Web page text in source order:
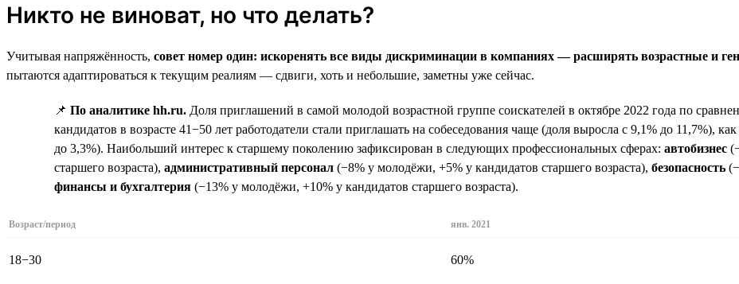
Никто не виноват, но что делать?
Учитывая напряжённость, совет номер один: искоренять все виды дискриминации в компаниях — расширять возрастные и
пытаются адаптироваться к текущим реалиям — сдвиги, хоть и небольшие, заметны уже сейчас.
📌 По аналитике hh.ru. Доля приглашений в самой молодой возрастной группе соискателей в октябре 2022 года по
кандидатов в возрасте 41−50 лет работодатели стали приглашать на собеседования чаще (доля выросла с 9,1% до 11,7%),
до 3,3%). Наибольший интерес к старшему поколению зафиксирован в следующих профессиональных сферах: автобизнес
старшего возраста), административный персонал (−8% у молодёжи, +5% у кандидатов старшего возраста), безопасность
финансы и бухгалтерия (−13% у молодёжи, +10% у кандидатов старшего возраста).
Возраст/период янв. 2021
18−30 60%